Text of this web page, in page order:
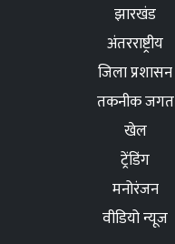
झारखंड
अंतरराष्ट्रीय
जिला प्रशासन
तकनीक जगत
खेल
ट्रेंडिंग
मनोरंजन
वीडियो न्यूज